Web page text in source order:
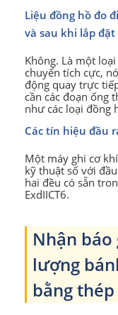
Liệu đồng hồ đo
và sau khi lắp đặt
Không. Là một
chuyển tích cực,
động quay trực
cần các đoạn ống
như các loại đồng
Các tín hiệu đầu
Một máy ghi cơ
kỹ thuật số với
hai đều có sẵn
ExdIICT6.
Nhận
lượng
bằng